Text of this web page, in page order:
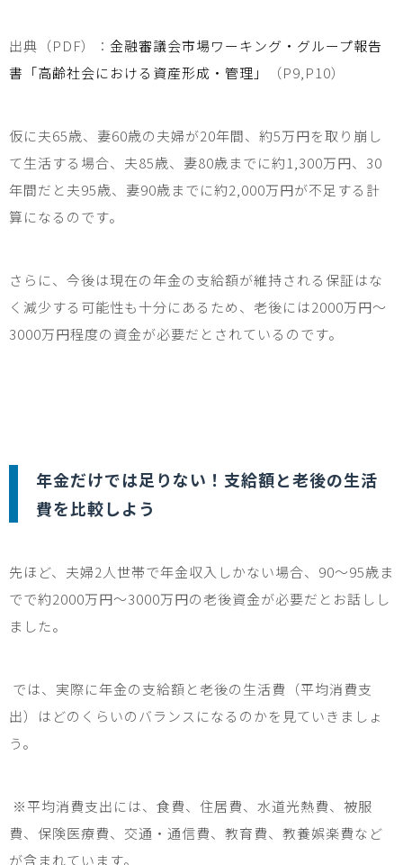
出典（PDF）： 金融審議会市場ワーキング・グループ報告
書「高齢社会における資産形成・管理」
（P9,P10）
仮に夫65歳、妻60歳の夫婦が20年間、約5万円を取り崩し
て生活する場合、夫85歳、妻80歳までに約1,300万円、 30
年間だと夫95歳、妻90歳までに約2,000万円が不足する計
算になるのです。
さらに、今後は現在の年金の支給額が維持される保証はな
く減少する可能性も十分にあるため、老後には2000万円〜
3000万円程度の資金が必要だとされているのです。
年金だけでは足りない！支給額と老後の生活
費を比較しよう
先ほど、夫婦2 人世帯で年金収入しかない場合、 90〜95歳ま
でで約2000万円〜3000万円の老後資金が必要だとお話しし
ました。
では、実際に年金の支給額と老後の生活費（平均消費支
出）はどのくらいのバランスになるのかを見ていきましょ
う。
※平均消費支出には、食費、住居費、水道光熱費、被服
費、保険医療費、交通・通信費、教育費、教養娯楽費など
が含まれています。